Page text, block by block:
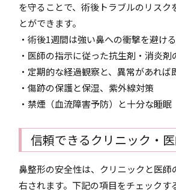
を守ることで、術後トラブルのリスク
とができます。
・術後1週間は強い鼻への衝撃を避ける
・医師の指示に従った抗生剤・消炎剤
・定期的な経過観察と、異常があれば
・傷跡の保護と保湿、紫外線対策
・禁煙（血流障害予防）と十分な睡眠
信頼できるクリニック・
鼻整形の安全性は、クリニックと医師
右されます。下記の項目をチェックす